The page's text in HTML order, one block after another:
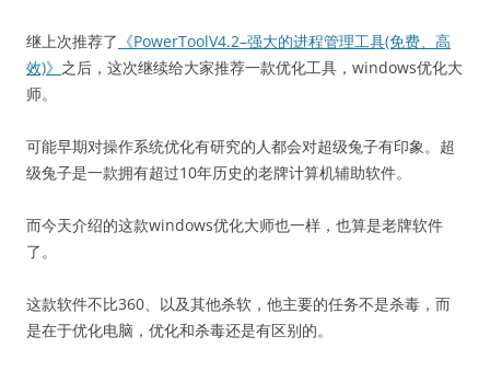
继上次推荐了 《PowerToolV4.2–强大的进程管理工具(免费、高
效)》 之后，这次继续给大家推荐一款优化工具，windows优化大
师。
可能早期对操作系统优化有研究的人都会对超级兔子有印象。超
级兔子是一款拥有超过10年历史的老牌计算机辅助软件。
而今天介绍的这款windows优化大师也一样，也算是老牌软件
了。
这款软件不比360、以及其他杀软，他主要的任务不是杀毒，而
是在于优化电脑，优化和杀毒还是有区别的。